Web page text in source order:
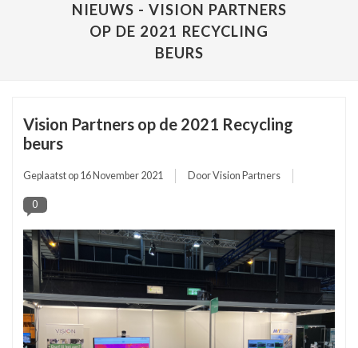
NIEUWS - VISION PARTNERS
OP DE 2021 RECYCLING
BEURS
Vision Partners op de 2021 Recycling
beurs
Geplaatst op 16 November 2021 Door Vision Partners
0